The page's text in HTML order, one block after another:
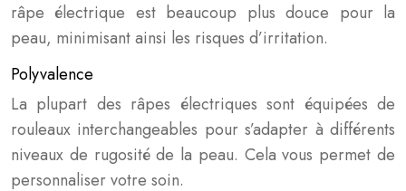
râpe électrique est beaucoup plus douce pour la
peau, minimisant ainsi les risques d’irritation.
Polyvalence
La plupart des râpes électriques sont équipées de
rouleaux interchangeables pour s’adapter à différents
niveaux de rugosité de la peau. Cela vous permet de
personnaliser votre soin.